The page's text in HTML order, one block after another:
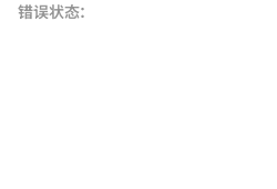
错误状态：